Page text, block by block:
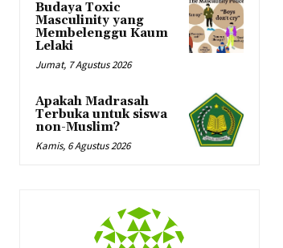
Budaya Toxic
Masculinity yang
Membelenggu Kaum
Lelaki
Jumat, 7 Agustus 2026
Apakah Madrasah
Terbuka untuk siswa
non-Muslim?
Kamis, 6 Agustus 2026